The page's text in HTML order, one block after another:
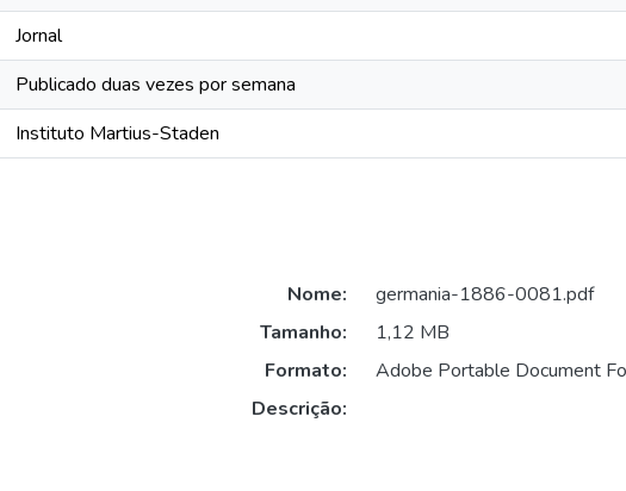
Jornal
Publicado duas vezes por semana
Instituto Martius-Staden
Nome:
germania-1886-0081.pdf
Tamanho:
1,12 MB
Formato:
Adobe Portable Document
Descrição: